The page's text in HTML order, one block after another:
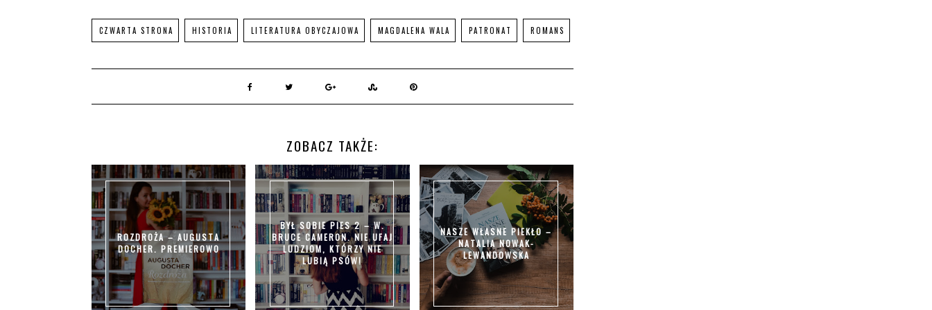
CZWARTA STRONA HISTORIA LITERATURA OBYCZAJOWA MAGDALENA WALA PATRONAT ROMANS
ZOBACZ TAKŻE:
ROZDROŻA – AUGUSTA
DOCHER. PREMIEROWO
BYŁ SOBIE PIES 2 – W.
BRUCE CAMERON. NIE UFAJ
LUDZIOM, KTÓRZY NIE
LUBIĄ PSÓW!
NASZE WŁASNE PIEKŁO –
NATALIA NOWAK-
LEWANDOWSKA